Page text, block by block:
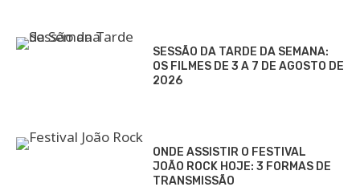
SESSÃO DA TARDE DA SEMANA:
OS FILMES DE 3 A 7 DE AGOSTO DE
2026
ONDE ASSISTIR O FESTIVAL
JOÃO ROCK HOJE: 3 FORMAS DE
TRANSMISSÃO